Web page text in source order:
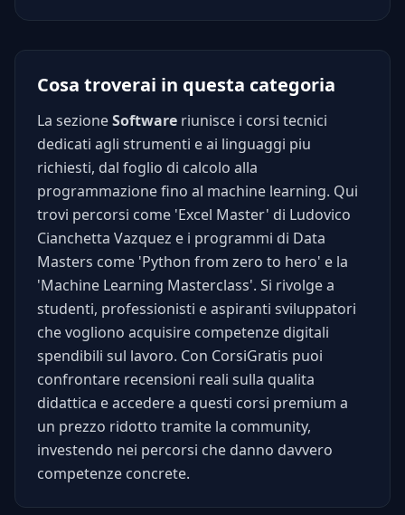
Cosa troverai in questa categoria
La sezioneSoftware riunisce i corsi tecnici
dedicati agli strumenti e ai linguaggi piu
richiesti, dal foglio di calcolo alla
programmazione fino al machine learning. Qui
trovi percorsi come 'Excel Master' di Ludovico
Cianchetta Vazquez e i programmi di Data
Masters come 'Python from zero to hero' e la
'Machine Learning Masterclass'. Si rivolge a
studenti, professionisti e aspiranti sviluppatori
che vogliono acquisire competenze digitali
spendibili sul lavoro. Con CorsiGratis puoi
confrontare recensioni reali sulla qualita
didattica e accedere a questi corsi premium a
un prezzo ridotto tramite la community,
investendo nei percorsi che danno davvero
competenze concrete.